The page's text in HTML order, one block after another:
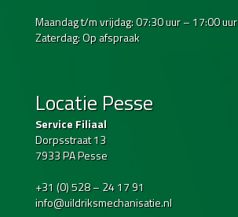
Maandag t/m vrijdag: 07:30 uur – 17:00 uur
Zaterdag: Op afspraak
Locatie Pesse
Service Filiaal
Dorpsstraat 13
7933 PA Pesse
+31 (0) 528 – 24 17 91
info@uildriksmechanisatie.nl